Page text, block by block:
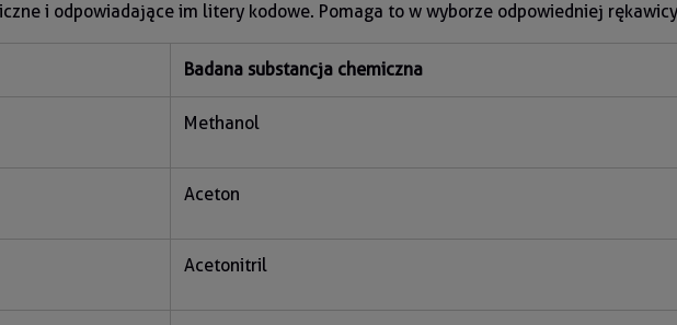
i odpowiadające im litery kodowe. Pomaga to w wyborze odpowiedniej
Badana substancja chemiczna
Methanol
Aceton
Acetonitril